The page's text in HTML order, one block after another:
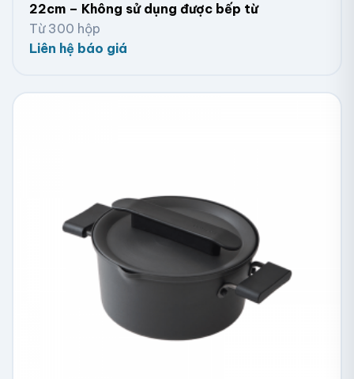
22cm – Không sử dụng được bếp từ
Từ 300 hộp
Liên hệ báo giá